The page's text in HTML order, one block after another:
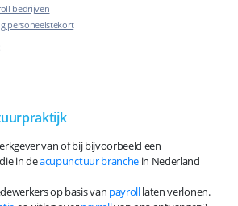
bedrijven
personeelstekort
van of bij bijvoorbeeld een
in deacupunctuur branche in Nederland
op basis van payrolllaten verlonen.